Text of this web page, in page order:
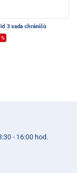
3 sada chráničů
- 16:00 hod.